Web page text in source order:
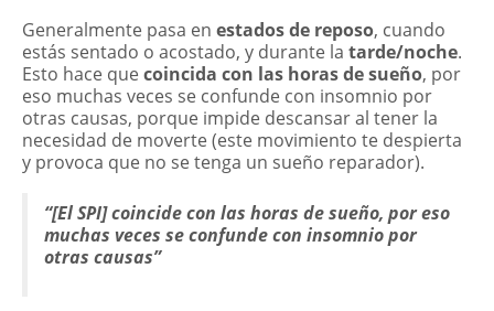
Generalmente pasa en estados de reposo, cuando
estás sentado o acostado, y durante la tarde/noche.
Esto hace que coincida con las horas de sueño, por
eso muchas veces se confunde con insomnio por
otras causas, porque impide descansar al tener la
necesidad de moverte (este movimiento te despierta
y provoca que no se tenga un sueño reparador).
“[El SPI] coincide con las horas de sueño, por eso
muchas veces se confunde con insomnio por
otras causas”